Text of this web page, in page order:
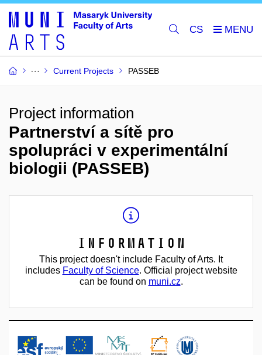
CS
Current Projects PASSEB
Project information
Partnerství a sítě pro
spolupráci v experimentální
biologii (PASSEB)
Information
This project doesn't include Faculty of Arts. It
includes Faculty of Science. Official project website
can be found on muni.cz.